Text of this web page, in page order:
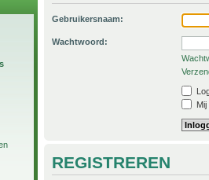
Gebruikersnaam:
Wachtwoord:
REGISTREREN